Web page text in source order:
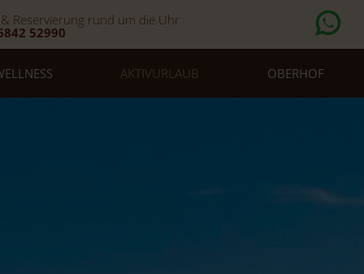
Reservierung rund um die Uhr
52990
AKTIVURLAUB OBERHOF